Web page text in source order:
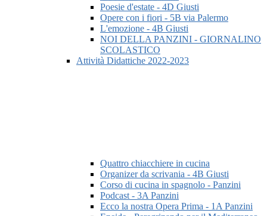
Poesie d'estate - 4D Giusti
Opere con i fiori - 5B via Palermo
L'emozione - 4B Giusti
NOI DELLA PANZINI - GIORNALINO
SCOLASTICO
Attività Didattiche 2022-2023
Quattro chiacchiere in cucina
Organizer da scrivania - 4B Giusti
Corso di cucina in spagnolo - Panzini
Podcast - 3A Panzini
Ecco la nostra Opera Prima - 1A Panzini